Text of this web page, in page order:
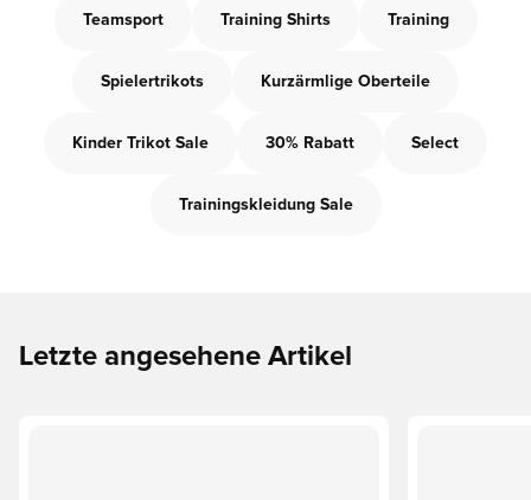
Teamsport Training Shirts Training
Spielertrikots Kurzärmlige Oberteile
Kinder Trikot Sale 30% Rabatt Select
Trainingskleidung Sale
Letzte angesehene Artikel